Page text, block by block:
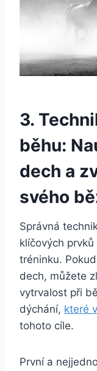
3.
běhu:
dech a
svého
Správná
klíčových
tréninku.
dech, můžete
vytrvalost při
dýchání, které
tohoto cíle.
První a